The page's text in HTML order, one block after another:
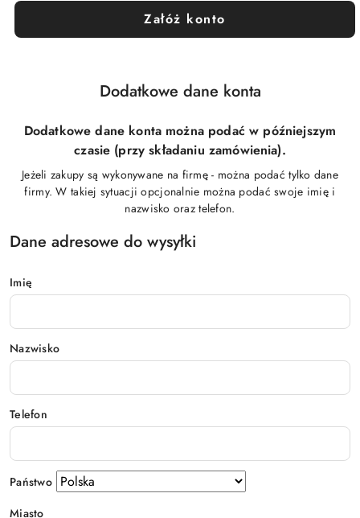
Załóż konto
Dodatkowe dane konta
Dodatkowe dane konta można podać w późniejszym
czasie (przy składaniu zamówienia).
Jeżeli zakupy są wykonywane na firmę - można podać tylko dane
firmy. W takiej sytuacji opcjonalnie można podać swoje imię i
nazwisko oraz telefon.
Dane adresowe do wysyłki
Imię
Nazwisko
Telefon
Państwo
Miasto